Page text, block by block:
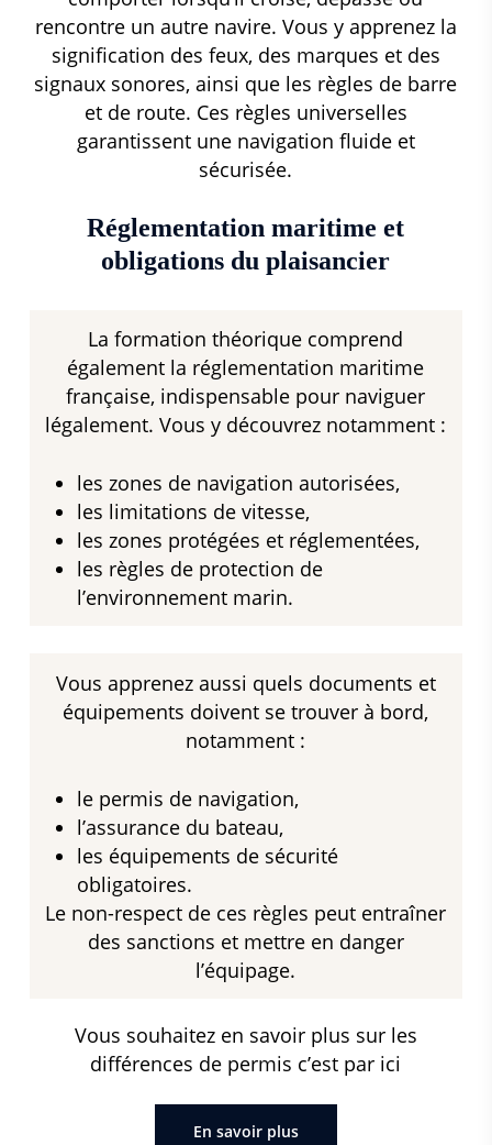
rencontre un autre navire. Vous y apprenez la
signification des feux, des marques et des
signaux sonores, ainsi que les règles de barre
et de route. Ces règles universelles
garantissent une navigation fluide et
sécurisée.
Réglementation maritime et
obligations du plaisancier
La formation théorique comprend
également la réglementation maritime
française, indispensable pour naviguer
légalement. Vous y découvrez notamment :
les zones de navigation autorisées,
les limitations de vitesse,
les zones protégées et réglementées,
les règles de protection de
l’environnement marin.
Vous apprenez aussi quels documents et
équipements doivent se trouver à bord,
notamment :
le permis de navigation,
l’assurance du bateau,
les équipements de sécurité
obligatoires.
Le non-respect de ces règles peut entraîner
des sanctions et mettre en danger
l’équipage.
Vous souhaitez en savoir plus sur les
différences de permis c’est par ici
En savoir plus